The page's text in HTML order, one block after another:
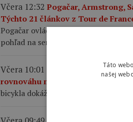
Včera 12:32 Pogačar, Armstrong,
Týchto 21 článkov z Tour de
Pogačar ovládol Tour de France po
pohľad na servisný bicykel Shimano.
Včera 10:01
Aký tlak by ste mali
rovnováhu medzi komfortom a
bicykla dokáže zvýšiť rýchlosť,
Táto
našej